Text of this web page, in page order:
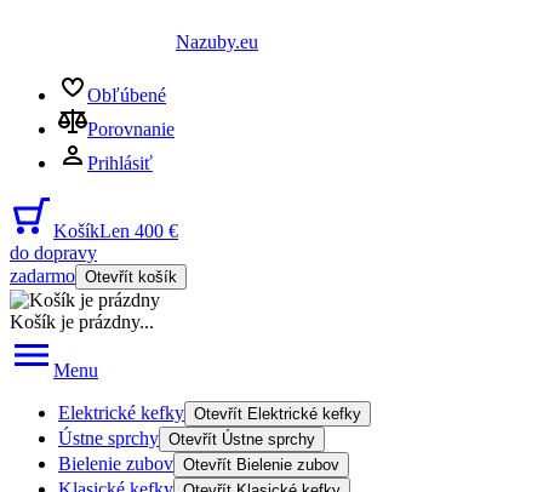
Nazuby.eu
Obľúbené
Porovnanie
Prihlásiť
KošíkLen 400 €
do dopravy
zadarmo Otevřít košík
Košík je prázdny...
Menu
Elektrické kefky Otevřít Elektrické kefky
Ústne sprchy Otevřít Ústne sprchy
Bielenie zubov Otevřít Bielenie zubov